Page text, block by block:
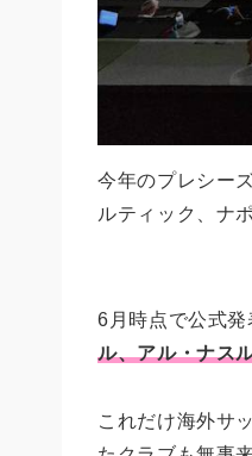
今年のプレシー
ルティック、ナ
6月時点で公式
ル、アル・ナス
これだけ海外サ